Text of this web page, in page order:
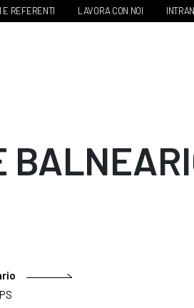
E REFERENTI LAVORA CON NOI